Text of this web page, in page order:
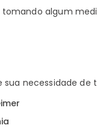
tomando algum
sua necessidade de